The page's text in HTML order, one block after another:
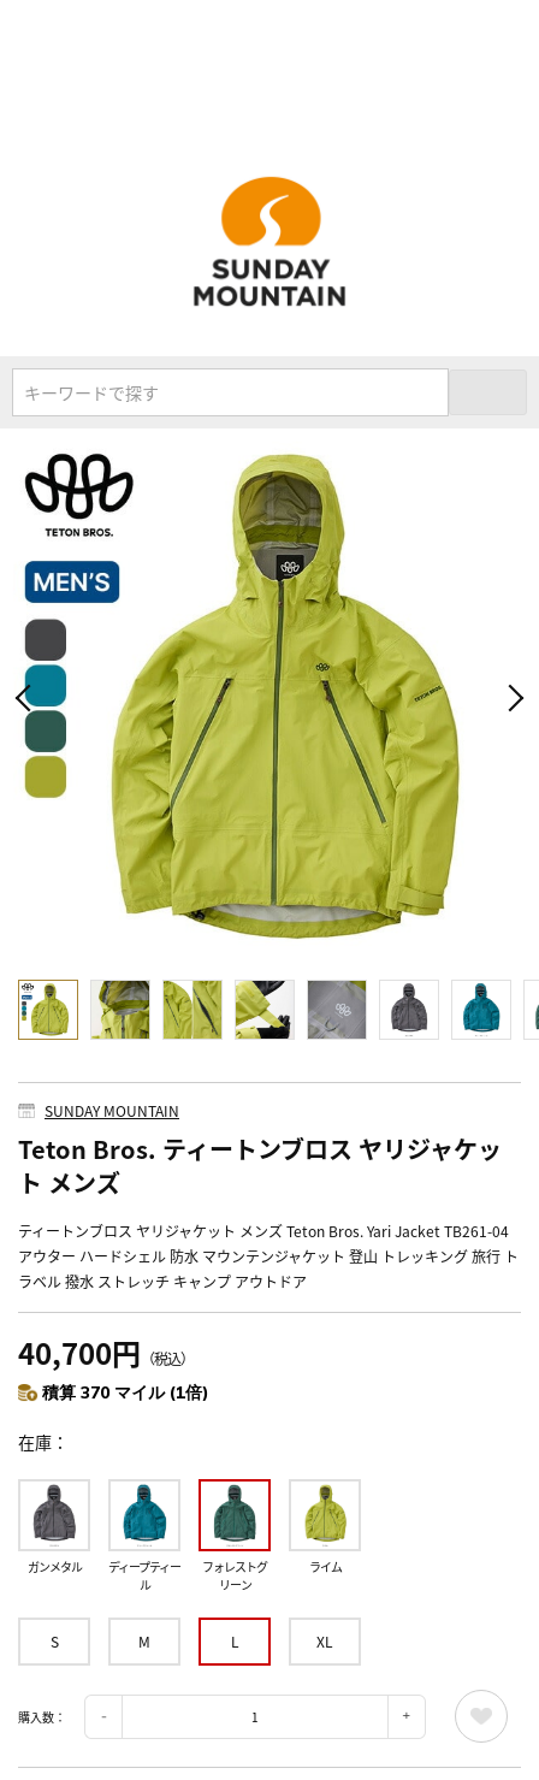
キーワードで探す
SUNDAY MOUNTAIN
Teton Bros. ティートンブロス ヤリジャケッ
ト メンズ
ティートンブロス ヤリジャケット メンズ Teton Bros. Yari Jacket TB261-04
アウター ハードシェル 防水 マウンテンジャケット 登山 トレッキング 旅行 ト
ラベル 撥水 ストレッチ キャンプ アウトドア
40,700円 （税込）
積算 370 マイル (1倍)
在庫
ガンメタル
ディープティー
ル
フォレストグ
リーン
ライム
S M L XL
購入数：